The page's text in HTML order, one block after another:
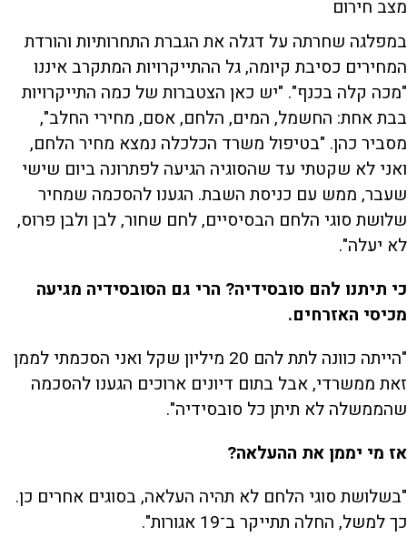
מצב חירום
במפלגה שחרתה על דגלה את הגברת התחרותיות והורדת
המחירים כסיבת קיומה, גל ההתייקרויות המתקרב איננו
"מכה קלה בכנף". "יש כאן הצטברות של כמה התייקרויות
בבת אחת: החשמל, המים, הלחם, אסם, מחירי החלב",
מסביר כהן. "בטיפול משרד הכלכלה נמצא מחיר הלחם,
ואני לא שקטתי עד שהסוגיה הגיעה לפתרונה ביום שישי
שעבר, ממש עם כניסת השבת. הגענו להסכמה שמחיר
שלושת סוגי הלחם הבסיסיים, לחם שחור, לבן ולבן פרוס,
לא יעלה".
כי תיתנו להם סובסידיה? הרי גם הסובסידיה מגיעה
מכיסי האזרחים.
"הייתה כוונה לתת להם 20 מיליון שקל ואני הסכמתי לממן
זאת ממשרדי, אבל בתום דיונים ארוכים הגענו להסכמה
שהממשלה לא תיתן כל סובסידיה".
אז מי יממן את ההעלאה?
"בשלושת סוגי הלחם לא תהיה העלאה, בסוגים אחרים כן.
כך למשל, החלה תתייקר ב־19 אגורות".